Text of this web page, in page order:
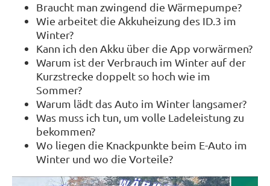
Braucht man zwingend die Wärmepumpe?
Wie arbeitet die Akkuheizung des ID.3 im
Winter?
Kann ich den Akku über die App vorwärmen?
Warum ist der Verbrauch im Winter auf der
Kurzstrecke doppelt so hoch wie im
Sommer?
Warum lädt das Auto im Winter langsamer?
Was muss ich tun, um volle Ladeleistung zu
bekommen?
Wo liegen die Knackpunkte beim E-Auto im
Winter und wo die Vorteile?